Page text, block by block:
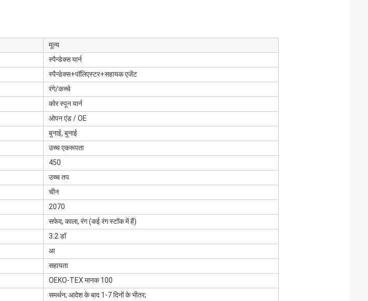
मूल्य
स्पैन्डेक्स यार्न
स्पैन्डेक्स+पॉलिएस्टर+सहायक एजेंट
रंगे/कच्चे
कोर स्पून यार्न
ओपन एंड / OE
बुनाई, बुनाई
उच्च एकरूपता
450
उच्च तप
चीन
2070
सफेद, काला, रंग (कई रंग स्टॉक में हैं)
3.2 डॉ
आ
सहायता
OEKO-TEX मानक 100
समर्थन; आदेश के बाद 1-7 दिनों के भीतर;